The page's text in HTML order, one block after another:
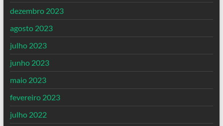
dezembro 2023
agosto 2023
julho 2023
junho 2023
maio 2023
fevereiro 2023
julho 2022